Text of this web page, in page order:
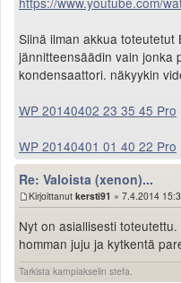
Siinä ilman akkua toteutetut
jännitteensäädin vain jonka
kondensaattori. näkyykin
WP 20140402 23 35 45 Pro
WP 20140401 01 40 22 Pro
Re: Valoista (xenon)...
Kirjoittanut kersti91 » 7.4.2014
Nyt on asiallisesti
homman juju ja kytkentä
Tarkista kampiakselin stefa.